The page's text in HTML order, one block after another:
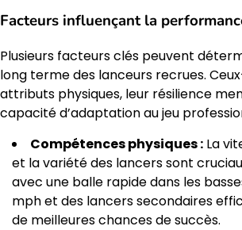
Facteurs influençant la
Plusieurs facteurs clés peuvent
long terme des lanceurs recrues.
attributs physiques, leur résilience
capacité d’adaptation au jeu
Compétences physiques : La
et la variété des lancers sont
avec une balle rapide dans les
mph et des lancers secondaires
de meilleures chances de succès.